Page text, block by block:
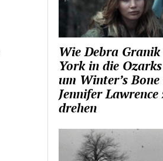
Wie Debra
York in die
um Winter’s
Jennifer Lawrence
drehen